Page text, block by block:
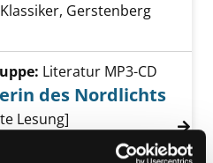
Gerstenberg
von Die Malerin des
Literatur MP3-CD
des Nordlichts
Lesung]
Suche nach